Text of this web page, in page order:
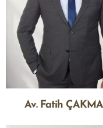
Av. Fatih